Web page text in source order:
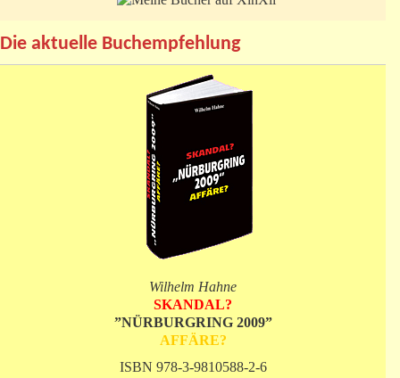
Die aktuelle Buchempfehlung
Wilhelm Hahne
SKANDAL?
”NÜRBURGRING 2009”
AFFÄRE?
ISBN 978-3-9810588-2-6